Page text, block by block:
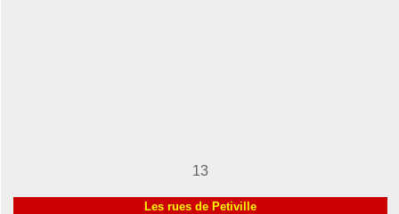
13
Les rues de Petiville